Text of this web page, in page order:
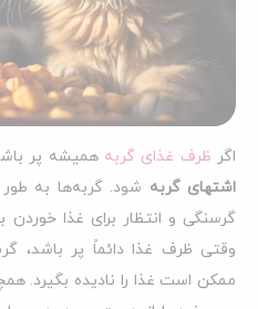
اگر ظرف غذای گربه همیشه پر
اشتهای گربه شود. گربه‌ها به
گرسنگی و انتظار برای غذا
وقتی ظرف غذا دائماً پر باشد،
ممکن است غذا را نادیده بگیرد.